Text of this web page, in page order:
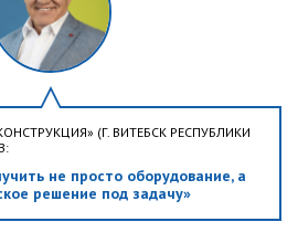
(Г. ВИТЕБСК РЕСПУБЛИКИ
не просто оборудование, а
решение под задачу»